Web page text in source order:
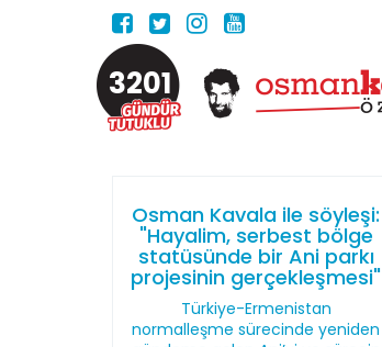
3201
Osman Kavala ile söyleşi:
"Hayalim, serbest bölge
statüsünde bir Ani parkı
projesinin gerçekleşmesi"
Türkiye-Ermenistan
normalleşme sürecinde yeniden